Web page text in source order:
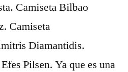
Camiseta Bilbao
Camiseta
Diamantidis.
Pilsen. Ya que es una